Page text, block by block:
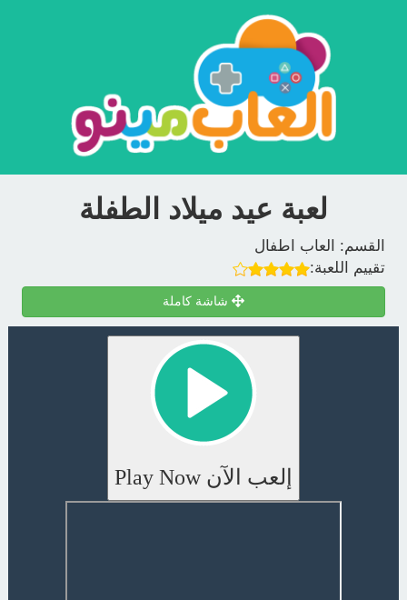
لعبة عيد ميلاد الطفلة
القسم:
العاب اطفال
تقييم اللعبة:
شاشة كاملة
إلعب الآن Play Now